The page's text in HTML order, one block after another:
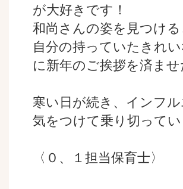
が大好きです！
和尚さんの姿を見つけ
自分の持っていたきれ
に新年のご挨拶を済ま
寒い日が続き、インフ
気をつけて乗り切ってい
〈０、１担当保育士〉